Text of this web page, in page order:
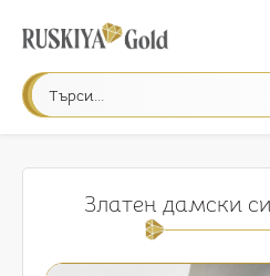
Златен дамски